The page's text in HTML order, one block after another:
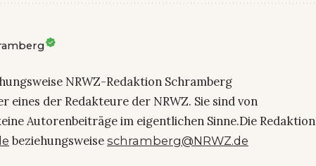
NRWZ-Redaktion Schramberg
der Redakteure der NRWZ. Sie sind von
Autorenbeiträge im eigentlichen Sinne.Die Redaktion
beziehungsweise schramberg@NRWZ.de